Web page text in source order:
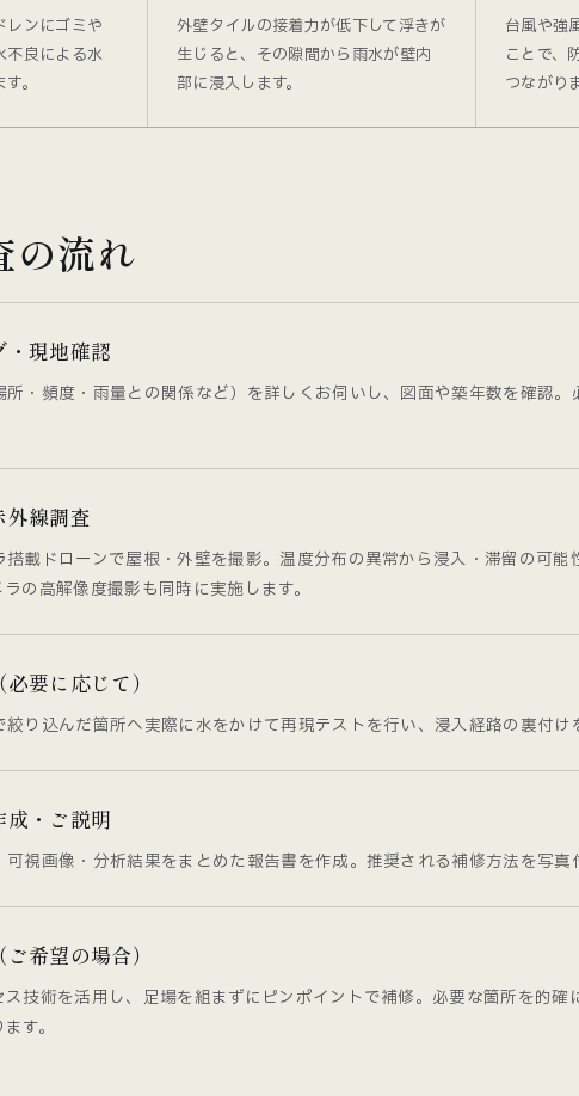
レンにゴミや
不良による水
。
外壁タイルの接着力が低下して浮きが
生じると、その隙間から雨水が壁内
部に浸入します。
台風や強
ことで、
つながり
の流れ
・現地確認
所・頻度・雨量との関係など）を詳しくお伺いし、図面や築年数を確認
外線調査
搭載ドローンで屋根・外壁を撮影。温度分布の異常から浸入・滞留の可能
の高解像度撮影も同時に実施します。
要に応じて）
り込んだ箇所へ実際に水をかけて再現テストを行い、浸入経路の裏付け
成・ご説明
視画像・分析結果をまとめた報告書を作成。推奨される補修方法を写真
希望の場合）
ス技術を活用し、足場を組まずにピンポイントで補修。必要な箇所を的確
す。